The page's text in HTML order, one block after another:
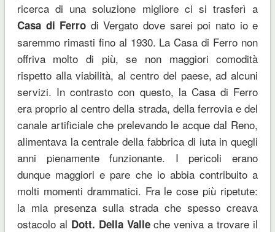
ricerca di una soluzione migliore ci si trasferì a
Casa di Ferro di Vergato dove sarei poi nato io e
saremmo rimasti fino al 1930. La Casa di Ferro non
offriva molto di più, se non maggiori comodità
rispetto alla viabilità, al centro del paese, ad alcuni
servizi. In contrasto con questo, la Casa di Ferro
era proprio al centro della strada, della ferrovia e del
canale artificiale che prelevando le acque dal Reno,
alimentava la centrale della fabbrica di iuta in quegli
anni pienamente funzionante. I pericoli erano
dunque maggiori e pare che io abbia contribuito a
molti momenti drammatici. Fra le cose più ripetute:
la mia presenza sulla strada che spesso creava
ostacolo al Dott. Della Valleche veniva a trovare il